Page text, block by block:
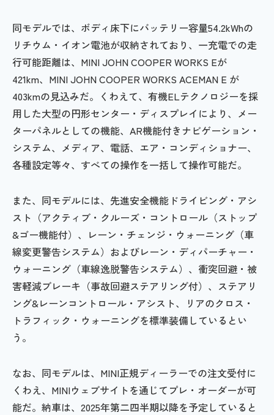
同モデルでは、ボディ床下にバッテリー容量54.2kWhの
リチウム・イオン電池が収納されており、一充電での走
行可能距離は、MINI JOHN COOPER WORKS Eが
421km、MINI JOHN COOPER WORKS ACEMAN E が
403kmの見込みだ。くわえて、有機ELテクノロジーを採
用した大型の円形センター・ディスプレイにより、メー
ターパネルとしての機能、AR機能付きナビゲーション・
システム、メディア、電話、エア・コンディショナー、
各種設定等々、すべての操作を一括して操作可能だ。
また、同モデルには、先進安全機能ドライビング・アシ
スト（アクティブ・クルーズ・コントロール（ストップ
&ゴー機能付）、レーン・チェンジ・ウォーニング（車
線変更警告システム）およびレーン・ディパーチャー・
ウォーニング（車線逸脱警告システム）、衝突回避・被
害軽減ブレーキ（事故回避ステアリング付）、ステアリ
ング&レーンコントロール・アシスト、リアのクロス・
トラフィック・ウォーニングを標準装備しているとい
う。
なお、同モデルは、MINI正規ディーラーでの注文受付に
くわえ、MINIウェブサイトを通じてプレ・オーダーが可
能だ。納車は、2025年第二四半期以降を予定していると